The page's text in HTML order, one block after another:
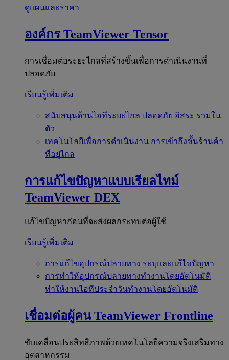
ดูแผนและราคา
องค์กร TeamViewer Tensor
การเชื่อมต่อระยะไกลที่สร้างขึ้นเพื่อการดำเนินงานที่
ปลอดภัย
เรียนรู้เพิ่มเติม
สนับสนุนด้านไอทีระยะไกล ปลอดภัย อิสระ รวมใน
ตัว
เทคโนโลยีเพื่อการดำเนินงาน การเข้าถึงชั้นร้านค้า
ที่อยู่ไกล
การแก้ไขปัญหาแบบเรียลไทม์
TeamViewer DEX
แก้ไขปัญหาก่อนที่จะส่งผลกระทบต่อผู้ใช้
เรียนรู้เพิ่มเติม
การแก้ไขอุปกรณ์ปลายทาง ระบุและแก้ไขปัญหา
การทำให้อุปกรณ์ปลายทางทำงานโดยอัตโนมัติ
ทำให้งานไอทีประจำวันทำงานโดยอัตโนมัติ
เชื่อมต่อผู้คน TeamViewer Frontline
ขับเคลื่อนประสิทธิภาพด้วยเทคโนโลยีความจริงเสริมทาง
อุตสาหกรรม